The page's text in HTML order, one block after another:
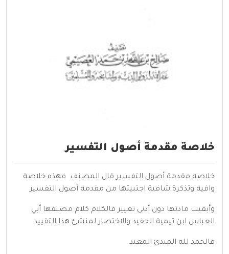
خلاصة مقدمة أصول التفسير
خلاصة مقدمة أصول التفسير قال المصنف فهذه خلاصة
وافية وتذكرة شافية اجتبيتها من مقدمة أصول التفسير
وأبقيت مادتها دون أدنى تغيير فالكلام كلام مصنفها أبي
العباس ابن تيمية الحفيد والاختصار لمنشئ هذا التقييد
فالحمد لله المبدئ المعيد